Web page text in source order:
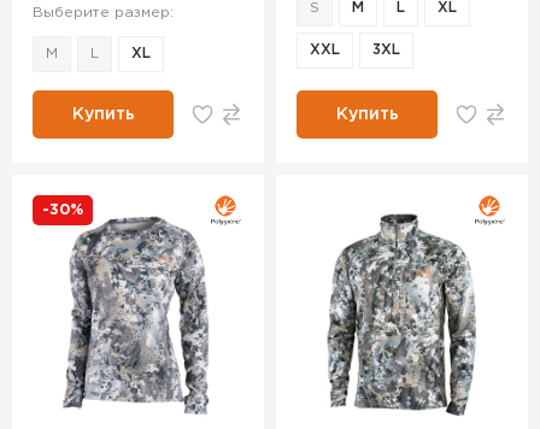
Выберите размер:
M XL
Купить
S M L XL
XXL 3XL
Купить
-30%